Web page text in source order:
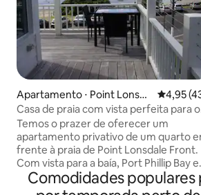
Apartamento ⋅ Point Lonsda
le
4,95 de
4,95
Casa de praia com vista perfeita para o
mar
Temos o prazer de oferecer um
apartamento privativo de um quarto
frente à praia de Point Lonsdale Front.
Com vista para a baía, Port Phillip Bay e
os canais de navegação, o
tem 10 anos com acessórios modernos.
Comodidades populares